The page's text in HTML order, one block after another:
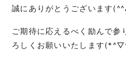
誠にありがとうございます
ご期待に応えるべく励んで参
ろしくお願いいたします